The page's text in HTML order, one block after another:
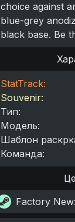
choice against
blue-grey
black base. Be
StatTrack:
Souvenir:
Тип:
Модель:
Шаблон
Команда:
Factory New